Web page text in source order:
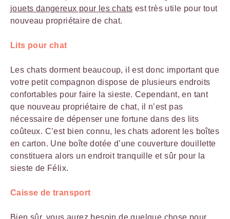
jouets dangereux pour les chats est très utile pour tout
nouveau propriétaire de chat.
Lits pour chat
Les chats dorment beaucoup, il est donc important que
votre petit compagnon dispose de plusieurs endroits
confortables pour faire la sieste. Cependant, en tant
que nouveau propriétaire de chat, il n’est pas
nécessaire de dépenser une fortune dans des lits
coûteux. C’est bien connu, les chats adorent les boîtes
en carton. Une boîte dotée d’une couverture douillette
constituera alors un endroit tranquille et sûr pour la
sieste de Félix.
Caisse de transport
Bien sûr, vous aurez besoin de quelque chose pour